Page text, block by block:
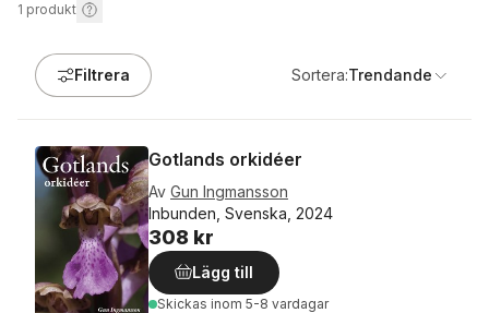
1 produkt
Filtrera Sortera:Trendande
Gotlands orkidéer
Av Gun Ingmansson
Inbunden, Svenska, 2024
308 kr
Lägg till
Skickas inom 5-8 vardagar